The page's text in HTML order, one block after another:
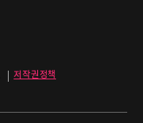
저작권정책